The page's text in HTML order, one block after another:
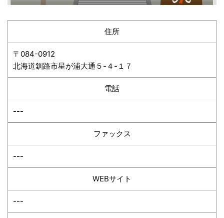
住所
〒084-0912
北海道釧路市星が浦大通５-４-１７
電話
---
ファックス
---
WEBサイト
---